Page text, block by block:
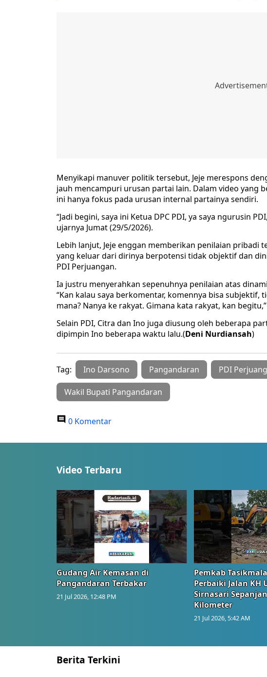
Menyikapi manuver politik tersebut, Jeje merespons
jauh mencampuri urusan partai lain. Dalam video yang
ini hanya fokus pada urusan internal partainya sendiri.
“Jadi begini, saya ini Ketua DPC PDI, ya saya ngurusin
ujarnya Jumat (29/5/2026).
Lebih lanjut, Jeje enggan memberikan penilaian
yang keluar dari dirinya berpotensi tidak objektif dan
PDI Perjuangan.
Ia justru menyerahkan sepenuhnya penilaian atas
“Kan kalau saya berkomentar, komennya bisa subjektif,
mana? Nanya ke rakyat. Gimana kata rakyat, kan
Selain PDI, Citra dan Ino juga diusung oleh beberapa
dipimpin Ino beberapa waktu lalu.(Deni Nurdiansah)
Tag: Ino Darsono Pangandaran PDI
Wakil Bupati Pangandaran
0 Komentar
Video Terbaru
Gudang Air Kemasan di
Pangandaran Terbakar
21 Jul 2026, 12:48 PM
Pemkab
Perbaiki Jalan KH
Sirnasari
Kilometer
21 Jul 2026, 5:42 AM
Berita Terkini